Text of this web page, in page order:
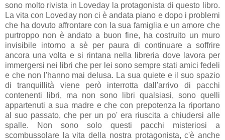
sono molto rivista in Loveday la protagonista di questo libro.
La vita con Loveday non ci è andata piano e dopo i problemi
che ha dovuto affrontare con la sua famiglia e un amore che
purtroppo non è andato a buon fine, ha costruito un muro
invisibile intorno a sè per paura di continuare a soffrire
ancora una volta e si rintana nella libreria dove lavora per
immergersi nei libri che per lei sono sempre stati amici fedeli
e che non l'hanno mai delusa. La sua quiete e il suo spazio
di tranquillità viene però interrotta dall'arrivo di pacchi
contenenti libri, ma non sono libri qualsiasi, sono quelli
appartenuti a sua madre e che con prepotenza la riportano
al suo passato, che per un po' era riuscita a chiudersi alle
spalle. Non sono solo questi pacchi misteriosi a
scombussolare la vita della nostra protagonista, c'è anche